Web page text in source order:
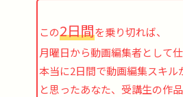
この2日間を乗り切れば、
月曜日から動画編集者として仕
本当に2日間で動画編集スキル
と思ったあなた、受講生の作